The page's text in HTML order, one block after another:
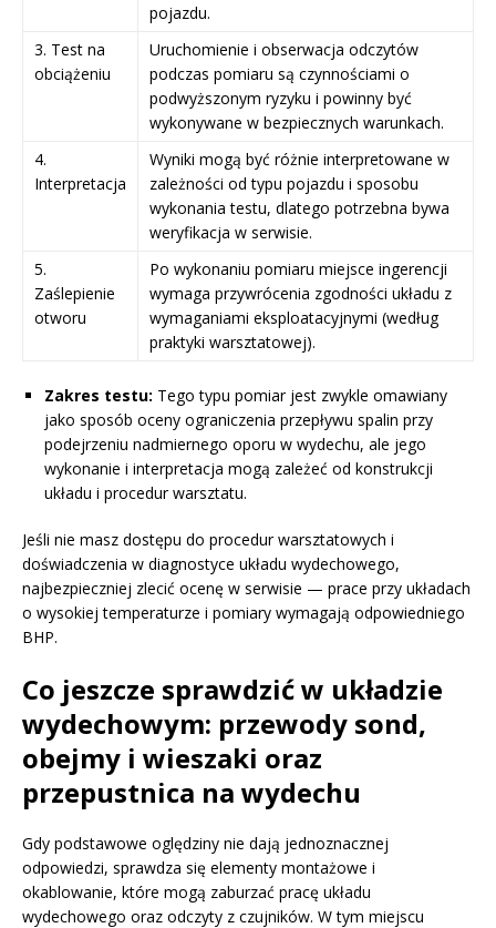
pojazdu.
3. Test na
obciążeniu
Uruchomienie i obserwacja odczytów
podczas pomiaru są czynnościami o
podwyższonym ryzyku i powinny być
wykonywane w bezpiecznych warunkach.
4.
Interpretacja
Wyniki mogą być różnie interpretowane w
zależności od typu pojazdu i sposobu
wykonania testu, dlatego potrzebna bywa
weryfikacja w serwisie.
5.
Zaślepienie
otworu
Po wykonaniu pomiaru miejsce ingerencji
wymaga przywrócenia zgodności układu z
wymaganiami eksploatacyjnymi (według
praktyki warsztatowej).
Zakres testu: Tego typu pomiar jest zwykle omawiany
jako sposób oceny ograniczenia przepływu spalin przy
podejrzeniu nadmiernego oporu w wydechu, ale jego
wykonanie i interpretacja mogą zależeć od konstrukcji
układu i procedur warsztatu.
Jeśli nie masz dostępu do procedur warsztatowych i
doświadczenia w diagnostyce układu wydechowego,
najbezpieczniej zlecić ocenę w serwisie — prace przy układach
o wysokiej temperaturze i pomiary wymagają odpowiedniego
BHP.
Co jeszcze sprawdzić w układzie
wydechowym: przewody sond,
obejmy i wieszaki oraz
przepustnica na wydechu
Gdy podstawowe oględziny nie dają jednoznacznej
odpowiedzi, sprawdza się elementy montażowe i
okablowanie, które mogą zaburzać pracę układu
wydechowego oraz odczyty z czujników. W tym miejscu